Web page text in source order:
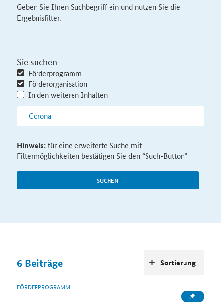
Geben Sie Ihren Suchbegriff ein und nutzen Sie die
Ergebnisfilter.
Sie suchen
Förderprogramm
Förderorganisation
In den weiteren Inhalten
SUCHEN
Hinweis:für eine erweiterte Suche mit
Filtermöglichkeiten bestätigen Sie den “Such-Button”
6 Beiträge
FÖRDERPROGRAMM
Sortierung